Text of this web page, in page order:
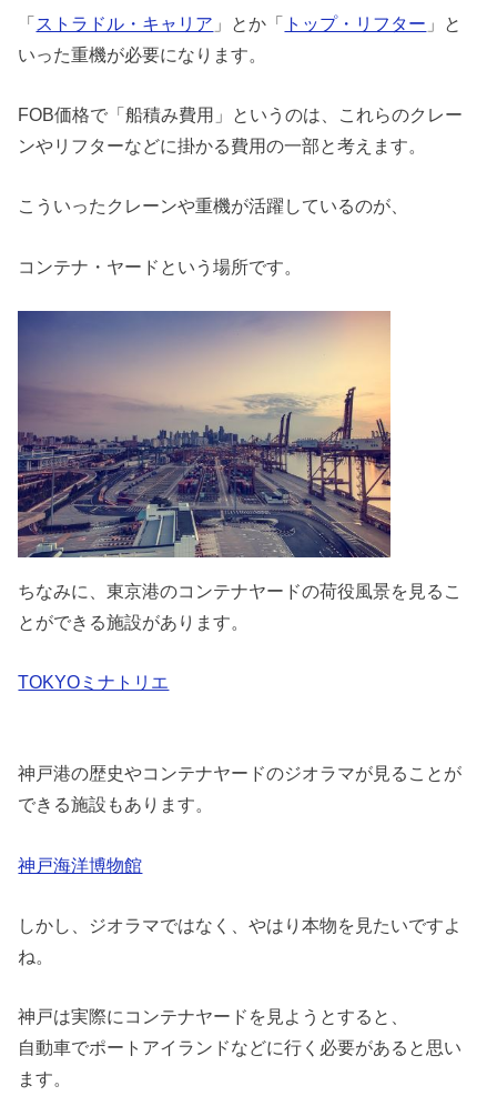
「ストラドル・キャリア 」とか「 トップ・リフター 」と
いった重機が必要になります。
FOB価格で「船積み費用」というのは、これらのクレー
ンやリフターなどに掛かる費用の一部と考えます。
こういったクレーンや重機が活躍しているのが、
コンテナ・ヤードという場所です。
ちなみに、東京港のコンテナヤードの荷役風景を見るこ
とができる施設があります。
TOKYOミナトリエ
神戸港の歴史やコンテナヤードのジオラマが見ることが
できる施設もあります。
神戸海洋博物館
しかし、ジオラマではなく、やはり本物を見たいですよ
ね。
神戸は実際にコンテナヤードを見ようとすると、
自動車でポートアイランドなどに行く必要があると思い
ます。